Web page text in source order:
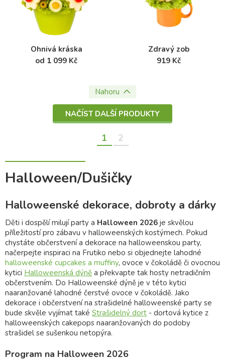
Ohnivá kráska
od 1 099 Kč
Zdravý zob
919 Kč
Nahoru
NAČÍST DALŠÍ PRODUKTY
1 2
Halloween/Dušičky
Halloweenské dekorace, dobroty a dárky
Děti i dospělí milují party a Halloween 2026 je skvělou
příležitostí pro zábavu v halloweenských kostýmech. Pokud
chystáte občerstvení a dekorace na halloweenskou party,
načerpejte inspiraci na Frutiko nebo si objednejte lahodné
halloweenské cupcakes a muffiny, ovoce v čokoládě či ovocnou
kytici Halloweenská dýně a překvapte tak hosty netradičním
občerstvením. Do Halloweenské dýně je v této kytici
naaranžované lahodné čerstvé ovoce v čokoládě. Jako
dekorace i občerstvení na strašidelné halloweenské party se
bude skvěle vyjímat také Strašidelný dort - dortová kytice z
halloweenských cakepops naaranžovaných do podoby
strašidel se sušenkou netopýra.
Program na Halloween 2026